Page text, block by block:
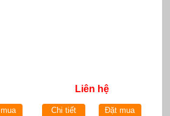
Liên hệ
Chi tiết Đặt mua